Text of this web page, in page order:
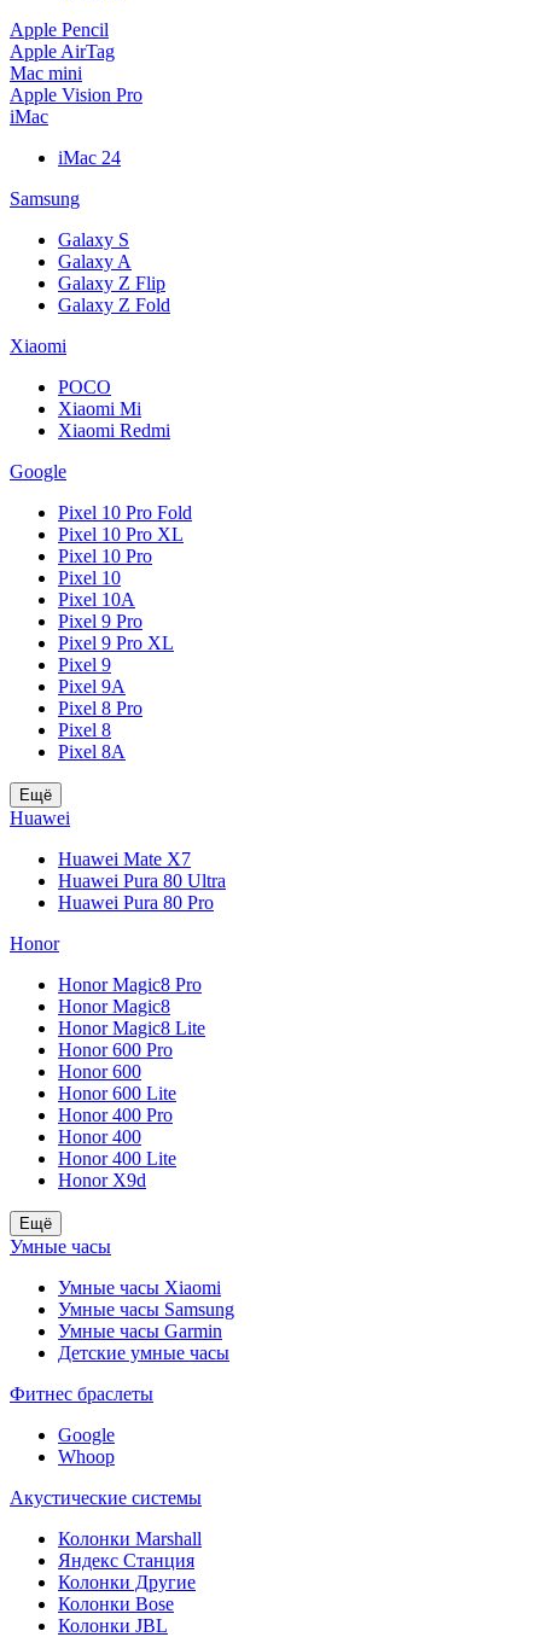
Apple Pencil
Apple AirTag
Mac mini
Apple Vision Pro
iMac
iMac 24
Samsung
Galaxy S
Galaxy A
Galaxy Z Flip
Galaxy Z Fold
Xiaomi
POCO
Xiaomi Mi
Xiaomi Redmi
Google
Pixel 10 Pro Fold
Pixel 10 Pro XL
Pixel 10 Pro
Pixel 10
Pixel 10A
Pixel 9 Pro
Pixel 9 Pro XL
Pixel 9
Pixel 9A
Pixel 8 Pro
Pixel 8
Pixel 8A
Ещё
Huawei
Huawei Mate X7
Huawei Pura 80 Ultra
Huawei Pura 80 Pro
Honor
Honor Magic8 Pro
Honor Magic8
Honor Magic8 Lite
Honor 600 Pro
Honor 600
Honor 600 Lite
Honor 400 Pro
Honor 400
Honor 400 Lite
Honor X9d
Ещё
Умные часы
Умные часы Xiaomi
Умные часы Samsung
Умные часы Garmin
Детские умные часы
Фитнес браслеты
Google
Whoop
Акустические системы
Колонки Marshall
Яндекс Станция
Колонки Другие
Колонки Bose
Колонки JBL